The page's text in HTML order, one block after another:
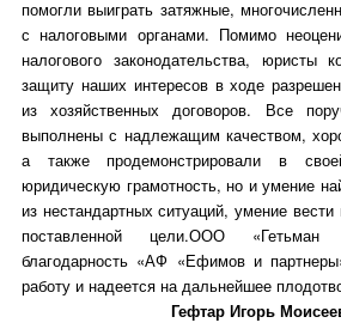
помогли выиграть затяжные,
с налоговыми органами. Помимо
налогового законодательства, юристы
защиту наших интересов в ходе
из хозяйственных договоров. Все
выполнены с надлежащим качеством,
а также продемонстрировали в
юридическую грамотность, но и умение
из нестандартных ситуаций, умение вести
поставленной цели.ООО «Гетьман
благодарность «АФ «Ефимов и
работу и надеется на дальнейшее
Гефтар Игорь